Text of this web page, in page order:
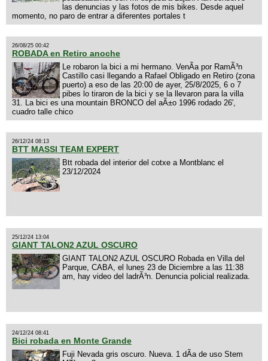
las denuncias y las fotos de mis bikes. Desde aquel
momento, no paro de entrar a diferentes portales t
26/08/25 00:42
ROBADA en Retiro anoche
Le robaron la bici a mi hermano. VenÃ­a por RamÃ³n
Castillo casi llegando a Rafael Obligado en Retiro (zona
puerto) a eso de las 20:00 de ayer, 25/8/2025, 6 o 7
pibes lo tiraron de la bici y se la llevaron para la villa
31. La bici es una mountain BRONCO del aÃ±o 1996 rodado 26',
cuadro talle chico
26/12/24 08:13
BTT MASSI TEAM EXPERT
Btt robada del interior del cotxe a Montblanc el
23/12/2024
25/12/24 13:04
GIANT TALON2 AZUL OSCURO
GIANT TALON2 AZUL OSCURO Robada en Villa del
Parque, CABA, el lunes 23 de Diciembre a las 11:38
am, hay video del ladrÃ³n. Denuncia policial realizada.
24/12/24 08:41
Bici robada en Monte Grande
Fuji Nevada gris oscuro. Nueva. 1 dÃ­a de uso Stem